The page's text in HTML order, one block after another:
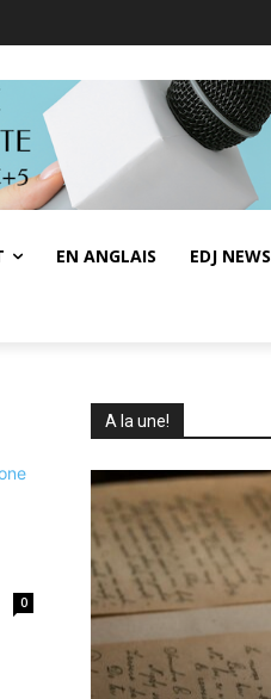
EN ANGLAIS EDJ NEWS
0
A la une!